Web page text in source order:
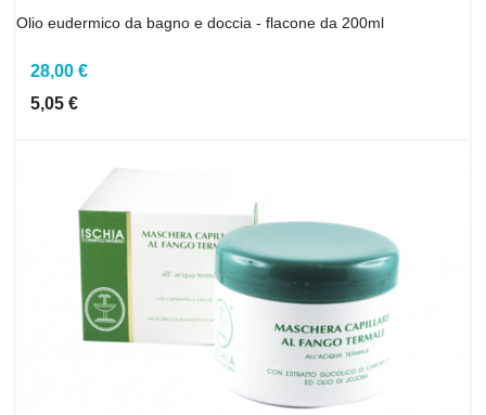
Olio eudermico da bagno e doccia - flacone da 200ml
28,00 €
5,05 €